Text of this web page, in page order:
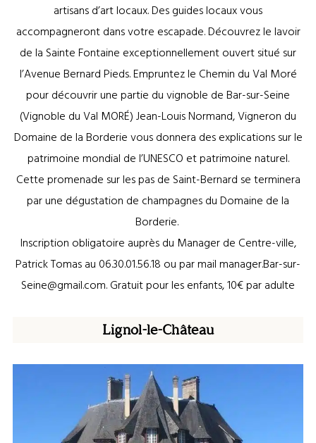
artisans d’art locaux. Des guides locaux vous
accompagneront dans votre escapade. Découvrez le lavoir
de la Sainte Fontaine exceptionnellement ouvert situé sur
l’Avenue Bernard Pieds. Empruntez le Chemin du Val Moré
pour découvrir une partie du vignoble de Bar-sur-Seine
(Vignoble du Val MORÉ) Jean-Louis Normand, Vigneron du
Domaine de la Borderie vous donnera des explications sur le
patrimoine mondial de l’UNESCO et patrimoine naturel.
Cette promenade sur les pas de Saint-Bernard se terminera
par une dégustation de champagnes du Domaine de la
Borderie.
Inscription obligatoire auprès du Manager de Centre-ville,
Patrick Tomas au 06.30.01.56.18 ou par mail manager.Bar-sur-
Seine@gmail.com. Gratuit pour les enfants, 10€ par adulte
Lignol-le-Château